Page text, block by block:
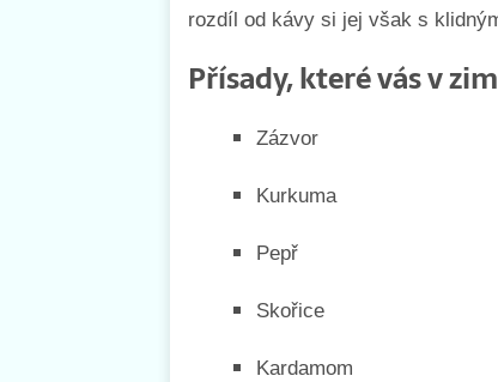
rozdíl od kávy si jej však s
Přísady, které vás v
Zázvor
Kurkuma
Pepř
Skořice
Kardamom